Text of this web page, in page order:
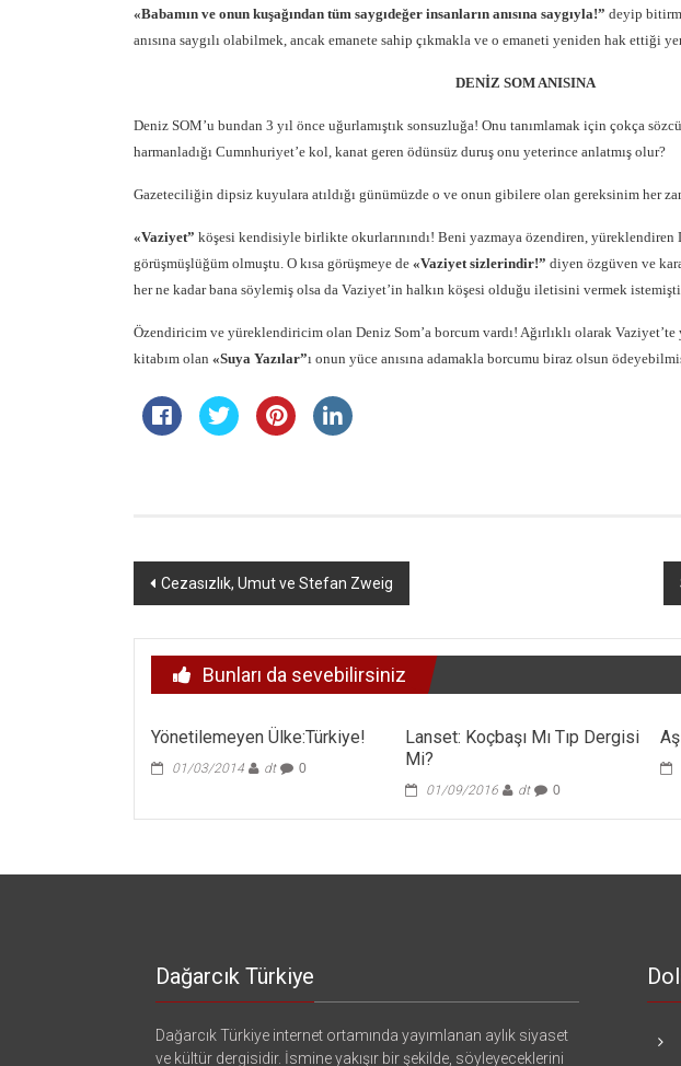
«Babamın ve onun kuşağından tüm saygıdeğer insanların anısına saygıyla!” deyip
anısına saygılı olabilmek, ancak emanete sahip çıkmakla ve o emaneti yeniden hak ettiği
DENİZ SOM ANISINA
Deniz SOM’u bundan 3 yıl önce uğurlamıştık sonsuzluğa! Onu tanımlamak için çokça
harmanladığı Cumnhuriyet’e kol, kanat geren ödünsüz duruş onu yeterince anlatmış olur?
Gazeteciliğin dipsiz kuyulara atıldığı günümüzde o ve onun gibilere olan gereksinim her
«Vaziyet” köşesi kendisiyle birlikte okurlarınındı! Beni yazmaya özendiren,
görüşmüşlüğüm olmuştu. O kısa görüşmeye de «Vaziyet sizlerindir!” diyen özgüven ve
her ne kadar bana söylemiş olsa da Vaziyet’in halkın köşesi olduğu iletisini vermek
Özendiricim ve yüreklendiricim olan Deniz Som’a borcum vardı! Ağırlıklı olarak Vaziyet’te
kitabım olan «Suya Yazılar”ı onun yüce anısına adamakla borcumu biraz olsun
Yazı
Cezasızlık, Umut ve Stefan Zweig
Bunları da sevebilirsiniz
Yönetilemeyen Ülke:Türkiye!
01/03/2014 dt 0
Lanset: Koçbaşı Mı Tıp Dergisi
Mi?
01/09/2016 dt 0
Dağarcık Türkiye
Dağarcık Türkiye internet ortamında yayımlanan aylık siyaset
ve kültür dergisidir. İsmine yakışır bir şekilde, söyleyeceklerini